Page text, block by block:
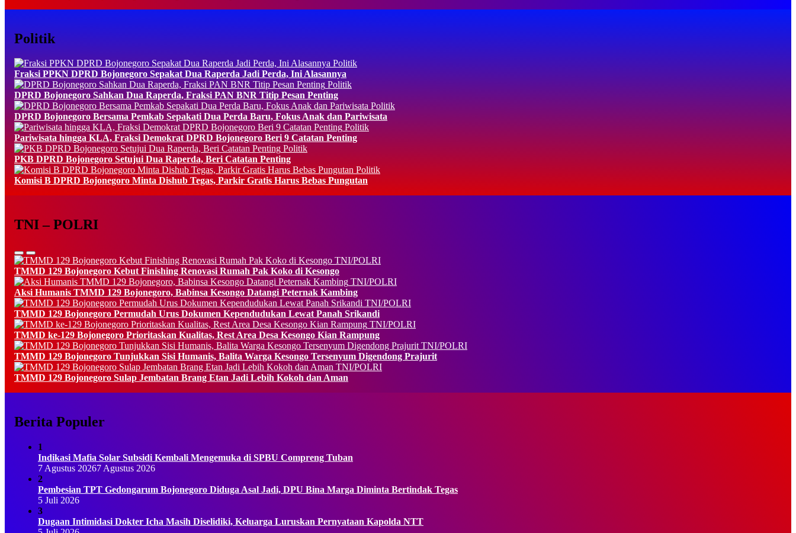
Politik
Politik
Fraksi PPKN DPRD Bojonegoro Sepakat Dua Raperda Jadi Perda, Ini Alasannya
Politik
DPRD Bojonegoro Sahkan Dua Raperda, Fraksi PAN BNR Titip Pesan Penting
Politik
DPRD Bojonegoro Bersama Pemkab Sepakati Dua Perda Baru, Fokus Anak dan Pariwisata
Politik
Pariwisata hingga KLA, Fraksi Demokrat DPRD Bojonegoro Beri 9 Catatan Penting
Politik
PKB DPRD Bojonegoro Setujui Dua Raperda, Beri Catatan Penting
Politik
Komisi B DPRD Bojonegoro Minta Dishub Tegas, Parkir Gratis Harus Bebas Pungutan
TNI – POLRI
TNI/POLRI
TMMD 129 Bojonegoro Kebut Finishing Renovasi Rumah Pak Koko di Kesongo
TNI/POLRI
Aksi Humanis TMMD 129 Bojonegoro, Babinsa Kesongo Datangi Peternak Kambing
TNI/POLRI
TMMD 129 Bojonegoro Permudah Urus Dokumen Kependudukan Lewat Panah Srikandi
TNI/POLRI
TMMD ke-129 Bojonegoro Prioritaskan Kualitas, Rest Area Desa Kesongo Kian Rampung
TNI/POLRI
TMMD 129 Bojonegoro Tunjukkan Sisi Humanis, Balita Warga Kesongo Tersenyum Digendong Prajurit
TNI/POLRI
TMMD 129 Bojonegoro Sulap Jembatan Brang Etan Jadi Lebih Kokoh dan Aman
Berita Populer
1
Indikasi Mafia Solar Subsidi Kembali Mengemuka di SPBU Compreng Tuban
7 Agustus 20267 Agustus 2026
2
Pembesian TPT Gedongarum Bojonegoro Diduga Asal Jadi, DPU Bina Marga Diminta Bertindak Tegas
5 Juli 2026
3
Dugaan Intimidasi Dokter Icha Masih Diselidiki, Keluarga Luruskan Pernyataan Kapolda NTT